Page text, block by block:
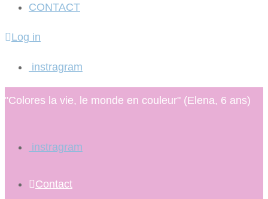
CONTACT
Log in
instragram
"Colores la vie, le monde en couleur" (Elena, 6 ans)
instragram
Contact